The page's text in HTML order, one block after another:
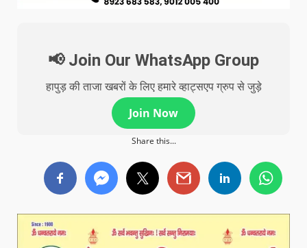
📢 Join Our WhatsApp Group
हापुड़ की ताजा खबरों के लिए हमारे व्हाट्सएप ग्रुप से जुड़े
Join Now
Share this...